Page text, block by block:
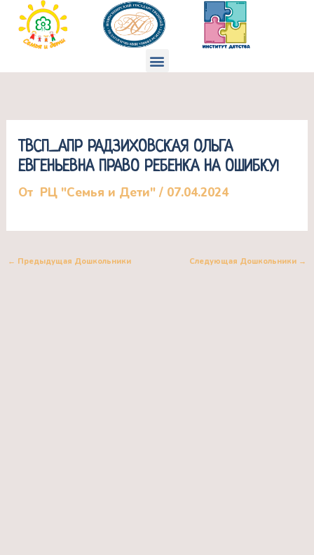
Перейти
содержимому
Меню
ТВСП_АПР РАДЗИХОВСКАЯ ОЛЬГА
ЕВГЕНЬЕВНА ПРАВО РЕБЕНКА НА ОШИБКУ!
От РЦ "Семья и Дети"/ 07.04.2024
← Предыдущая Дошкольники Следующая Дошкольники →